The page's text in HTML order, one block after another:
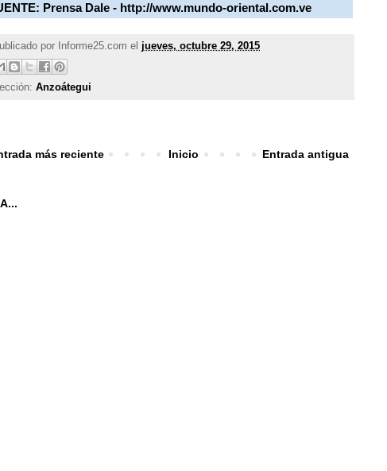
Prensa Dale - http://www.mundo-oriental.com.ve
por Informe25.com el jueves, octubre 29, 2015
Anzoátegui
más reciente Entrada antigua
Inicio